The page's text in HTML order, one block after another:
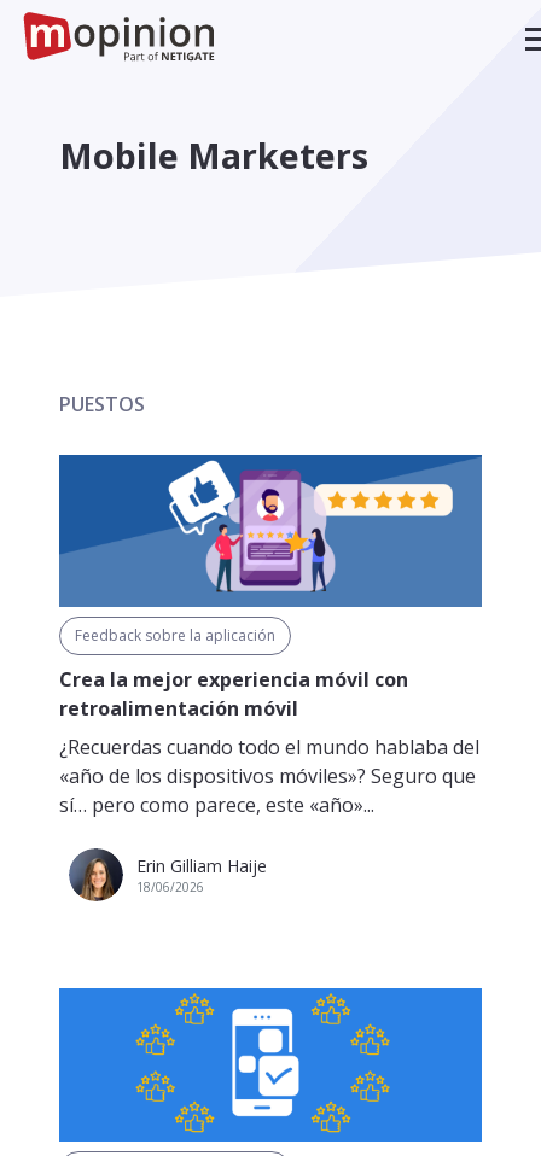
Mobile Marketers
PUESTOS
Feedback sobre la aplicación
Crea la mejor experiencia móvil con
retroalimentación móvil
¿Recuerdas cuando todo el mundo hablaba del
«año de los dispositivos móviles»? Seguro que
sí… pero como parece, este «año»...
Erin Gilliam Haije
18/06/2026